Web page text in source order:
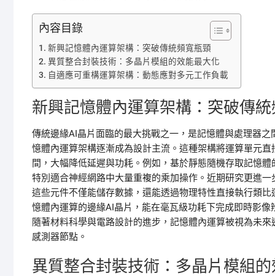
內容目錄
新興記憶體內運算架構：突破傳統頻寬瓶頸
異質整合封裝技術：多晶片模組的效能最大化
自適應可重構運算架構：動態應對多元工作負載
新興記憶體內運算架構：突破傳
傳統邊緣AI晶片面臨的最大挑戰之一，是記憶體與處理器
憶體內運算架構逐漸成為設計主流。這種架構將運算單元
間，大幅降低延遲與功耗。例如，基於靜態隨機存取記憶
特別適合神經網路中大量重複的乘加操作。近期研究更進
這些元件不僅能儲存數據，還能透過物理特性直接執行類
憶體內運算的邊緣AI晶片，能在毫瓦級功耗下完成即時影
隨著材料科學與電路設計的進步，記憶體內運算被視為未
感測器節點。
異質整合封裝技術：多晶片模組